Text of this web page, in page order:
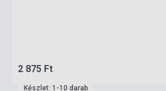
2 875 Ft
Készlet: 1-10 darab